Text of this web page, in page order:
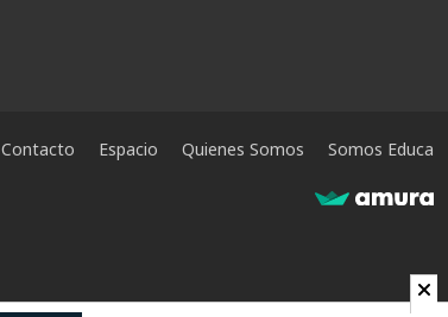
Contacto Espacio Quienes Somos Somos Educa